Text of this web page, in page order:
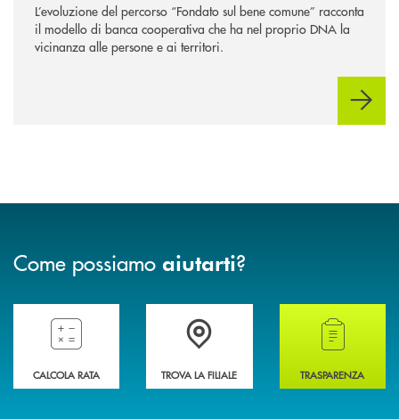
L’evoluzione del percorso “Fondato sul bene comune” racconta
il modello di banca cooperativa che ha nel proprio DNA la
vicinanza alle persone e ai territori.
Come possiamo aiutarti?
Compila il preventivatore e calcola la rata del mutuo
CALCOLA RATA
Accedi all' elenco completo delle filiali della
TROVA LA FILIALE
Hai bisogno di
TRASPARENZA